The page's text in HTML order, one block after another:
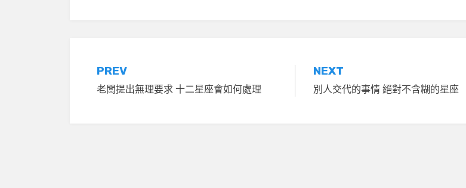
文
章
PREV
老闆提出無理要求 十二星座會如何處理
NEXT
別人交代的事情 絕對不含糊的星座